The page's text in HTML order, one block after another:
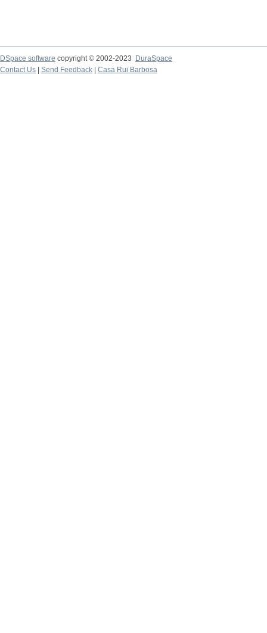
DSpace software copyright © 2002-2023
DuraSpace
Contact Us
Send Feedback Casa Rui Barbosa